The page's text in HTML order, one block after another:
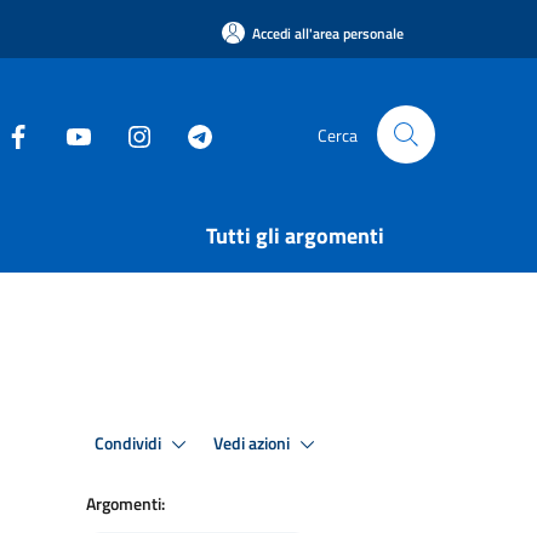
Accedi all'area personale
Cerca
Tutti gli argomenti
Condividi Vedi azioni
Argomenti: